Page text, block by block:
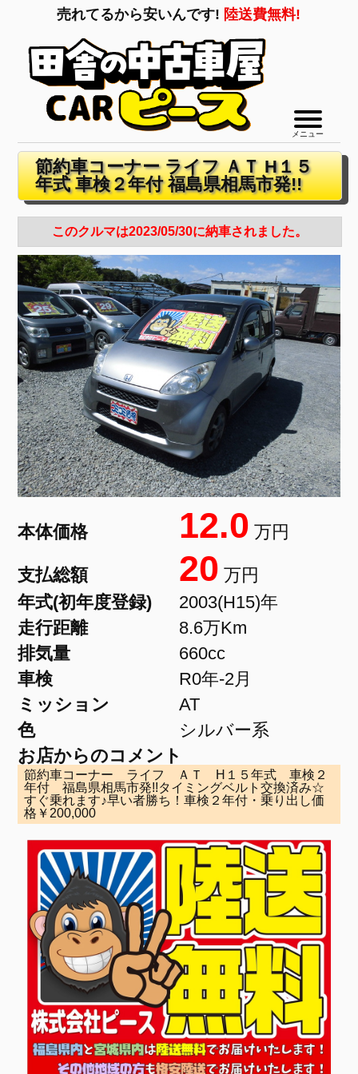
売れてるから安いんです! 陸送費無料!
メニュー
節約車コーナー ライフ ＡＴ H１５
年式 車検２年付 福島県相馬市発!!
このクルマは2023/05/30に納車されました。
本体価格 12.0 万円
支払総額 20 万円
年式(初年度登録)
2003(H15)年
走行距離
8.6万Km
排気量
660cc
車検
R0年-2月
ミッション
AT
色
シルバー系
お店からのコメント
節約車コーナー ライフ ＡＴ H１５年式 車検２
年付 福島県相馬市発!!タイミングベルト交換済み☆
すぐ乗れます♪早い者勝ち！車検２年付・乗り出し価
格￥200,000